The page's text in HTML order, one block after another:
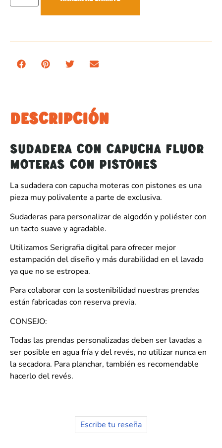
DESCRIPCIÓN
SUDADERA CON CAPUCHA FLUOR
MOTERAS CON PISTONES
La sudadera con capucha moteras con pistones es una
pieza muy polivalente a parte de exclusiva.
Sudaderas para personalizar de algodón y poliéster con
un tacto suave y agradable.
Utilizamos Serigrafia digital para ofrecer mejor
estampación del diseño y más durabilidad en el lavado
ya que no se estropea.
Para colaborar con la sostenibilidad nuestras prendas
están fabricadas con reserva previa.
CONSEJO:
Todas las prendas personalizadas deben ser lavadas a
ser posible en agua fría y del revés, no utilizar nunca en
la secadora. Para planchar, también es recomendable
hacerlo del revés.
Escribe tu reseña